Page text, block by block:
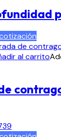
la
al carrito